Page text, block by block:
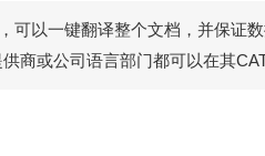
可以一键翻译整个文档，并保证
商或公司语言部门都可以在其